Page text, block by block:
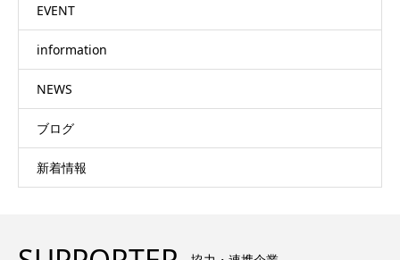
EVENT
information
NEWS
ブログ
新着情報